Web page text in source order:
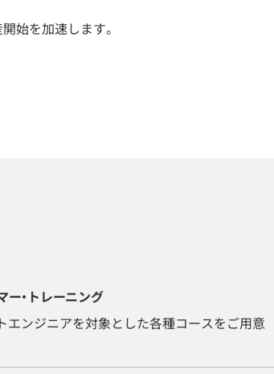
始を加速します。
ー・トレーニング
エンジニアを対象とした各種コースをご用意